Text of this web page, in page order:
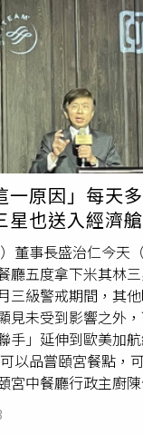
100萬點)。長榮航
，在官網上推出台
1月13日前出發(北
要NT$3,231元起(
人機票更可獨享最
園-宿霧NT$5,415元
元起(未稅)；港澳
香港NT$5,063元起(
元起(未稅)；
元起(未稅)、中華
稅)；台灣人最愛的
元起(未稅)，哈日族
稅)。歐洲航線優惠
元起(未稅)、「流
稅)、預約銀色耶誕
；北美航線優惠也
稅)、桃園-洛杉磯
月26日上午10:00起
購的旅行期間為即日
NT$899起的旅展限
董事長盛治仁共同
藝」機上餐記者會，
其林主廚「強哥」
線的全艙等，高星
就可以嘗到頤宮米
，「預選三星餐點
艙旅客預選，但在
供乘客選用，高星
空業者透過「機上餐
廳合作的高空三星私
統計，今年3月客運
倍，受惠東北亞、
客人次成長最顯著，
主力，3月較前月為
復飛也助攻整體營
％，受到工廠有
場些許回溫，惟全球
恢復，全月概況延
年1月15日起，在
自然流」著稱的東
一原因」每天
星也送入經濟艙
董事長盛治仁今天
廳五度拿下米其林
三級警戒期間，其
見未受到影響之外
手」延伸到歐美加
以品嘗頤宮餐點，
宮中餐廳行政主廚
藝」機上餐，圖為
圖／君品酒店提供